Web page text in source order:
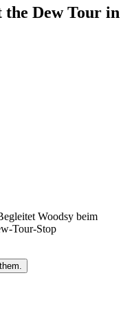
Dew Tour in
Woodsy beim
Tour-Stop